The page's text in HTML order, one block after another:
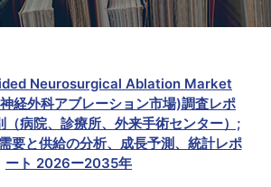
Neurosurgical Ablation Market
経外科アブレーション市場)調査レポ
（病院、診療所、外来手術センター）;
要と供給の分析、成長予測、統計レポ
ート 2026ー2035年